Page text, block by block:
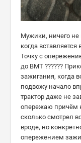
Мужики, ничего
когда
Точку с
до ВМТ ??????
зажигания, когда
подвожу начало
трактор даже не
опережаю причём
сколько смотрел
вроде, но
опережением